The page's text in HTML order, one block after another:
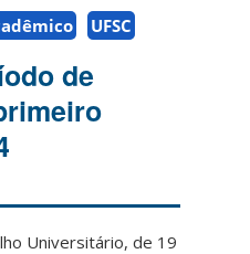
UFSC
de
Universitário, de 19